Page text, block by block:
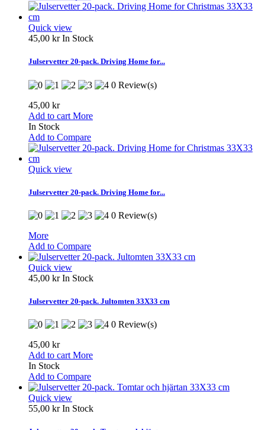
Quick view
45,00 krIn Stock
Julservetter 20-pack. Driving Home for...
0 Review(s)
45,00 kr
Add to cart More
In Stock
Add to Compare
Quick view
Julservetter 20-pack. Driving Home for...
0 Review(s)
More
Add to Compare
Quick view
45,00 krIn Stock
Julservetter 20-pack. Jultomten 33X33 cm
0 Review(s)
45,00 kr
Add to cart More
In Stock
Add to Compare
Quick view
55,00 krIn Stock